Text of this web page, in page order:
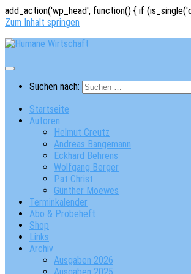
add_action('wp_head', function() { if
Zum Inhalt springen
Suchen nach:
Startseite
Autoren
Helmut Creutz
Andreas Bangemann
Eckhard Behrens
Wolfgang Berger
Pat Christ
Günther Moewes
Terminkalender
Abo & Probeheft
Shop
Links
Archiv
Ausgaben 2026